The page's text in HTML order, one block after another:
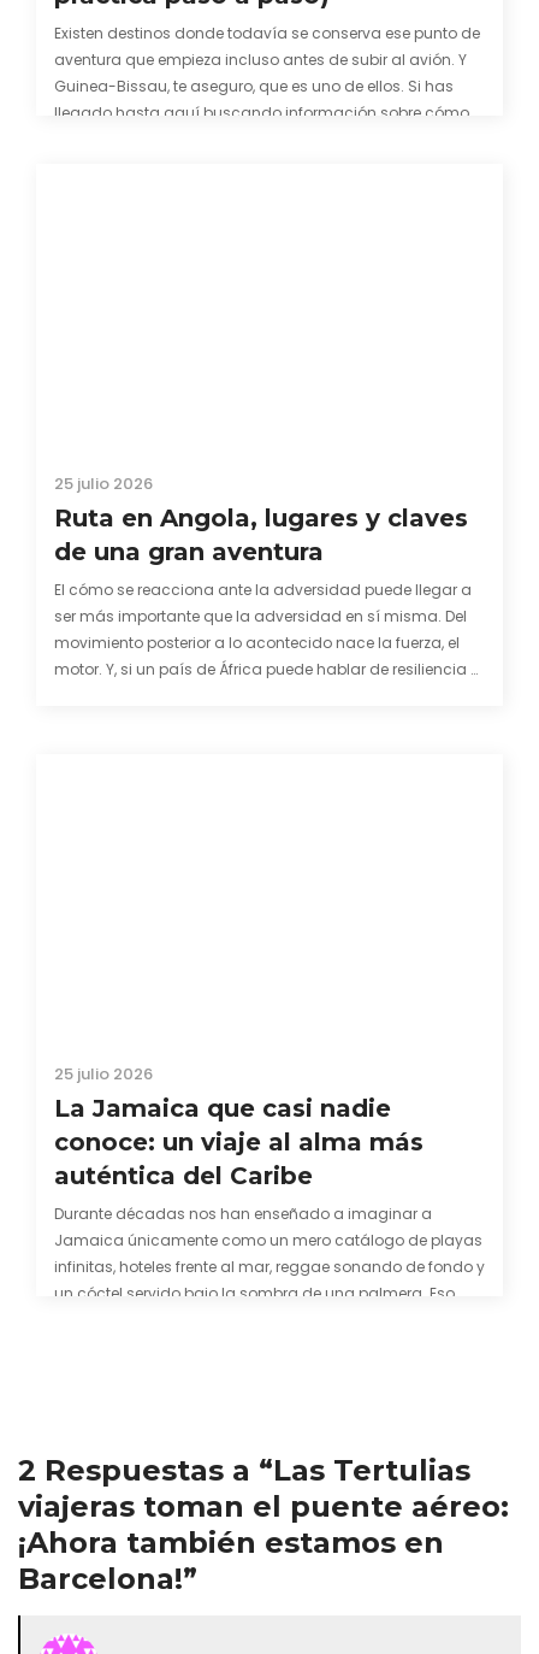
Existen destinos donde todavía se conserva ese punto de
aventura que empieza incluso antes de subir al avión. Y
Guinea-Bissau, te aseguro, que es uno de ellos. Si has
llegado hasta aquí buscando información sobre cómo
25 julio 2026
Ruta en Angola, lugares y claves
de una gran aventura
El cómo se reacciona ante la adversidad puede llegar a
ser más importante que la adversidad en sí misma. Del
movimiento posterior a lo acontecido nace la fuerza, el
motor. Y, si un país de África puede hablar de resiliencia y
25 julio 2026
La Jamaica que casi nadie
conoce: un viaje al alma más
auténtica del Caribe
Durante décadas nos han enseñado a imaginar a
Jamaica únicamente como un mero catálogo de playas
infinitas, hoteles frente al mar, reggae sonando de fondo y
un cóctel servido bajo la sombra de una palmera. Eso
2 Respuestas a “Las Tertulias
viajeras toman el puente aéreo:
¡Ahora también estamos en
Barcelona!”